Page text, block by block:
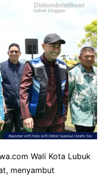
Wali Kota Lubuk
menyambut